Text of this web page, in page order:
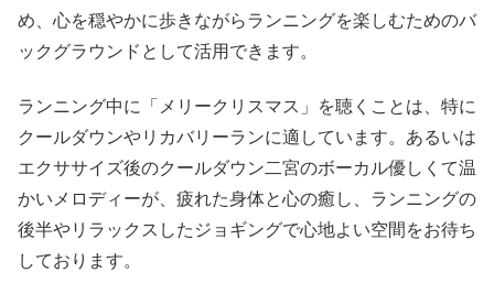
め、心を穏やかに歩きながらランニングを楽しむためのバ
ックグラウンドとして活用できます。
ランニング中に「メリークリスマス」を聴くことは、特に
クールダウンやリカバリーランに適しています。あるいは
エクササイズ後のクールダウン二宮のボーカル優しくて温
かいメロディーが、疲れた身体と心の癒し、ランニングの
後半やリラックスしたジョギングで心地よい空間をお待ち
しております。